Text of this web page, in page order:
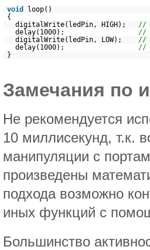
void
loop()
{
digitalWrite(ledPin, HIGH); //
delay(1000); //
digitalWrite(ledPin, LOW); //
delay(1000); //
}
Замечания по
Не рекомендуется
10 миллисекунд, т.к.
манипуляции с
произведены
подхода возможно
иных функций с
Большинство